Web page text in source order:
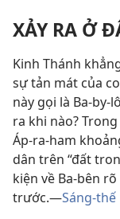
XẢY RA Ở
Kinh Thánh
sự tản mát của
này gọi là Ba-by-
ra khi nào?
Áp-ra-ham
dân trên “đất
kiện về Ba-bên
trước.—Sáng-thế